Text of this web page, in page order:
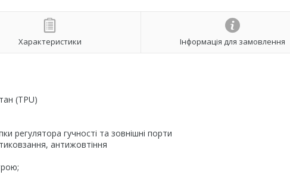
Характеристики Інформація для замовлення
(TPU)
регулятора гучності та зовнішні порти
антижовтіння